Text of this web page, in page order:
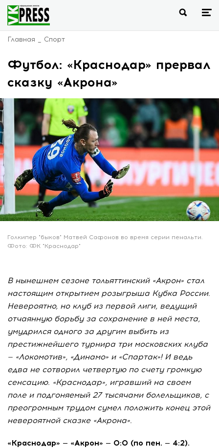
Главная Спорт
Футбол: «Краснодар» прервал
сказку «Акрона»
Голкипер "быков" Матвей Сафонов во время серии пенальти.
Фото: ФК "Краснодар"
В нынешнем сезоне тольяттинский «Акрон» стал
настоящим открытием розыгрыша Кубка России.
Невероятно, но клуб из первой лиги, ведущий
отчаянную борьбу за сохранение в ней места,
умудрился одного за другим выбить из
престижнейшего турнира три московских клуба
— «Локомотив», «Динамо» и «Спартак»! И ведь
едва не сотворил четвертую по счету громкую
сенсацию. «Краснодар», игравший на своем
поле и подгоняемый 27 тысячами болельщиков, с
преогромным трудом сумел положить конец этой
невероятной сказке «Акрона».
«Краснодар» — «Акрон» — 0:0 (по пен. — 4:2).